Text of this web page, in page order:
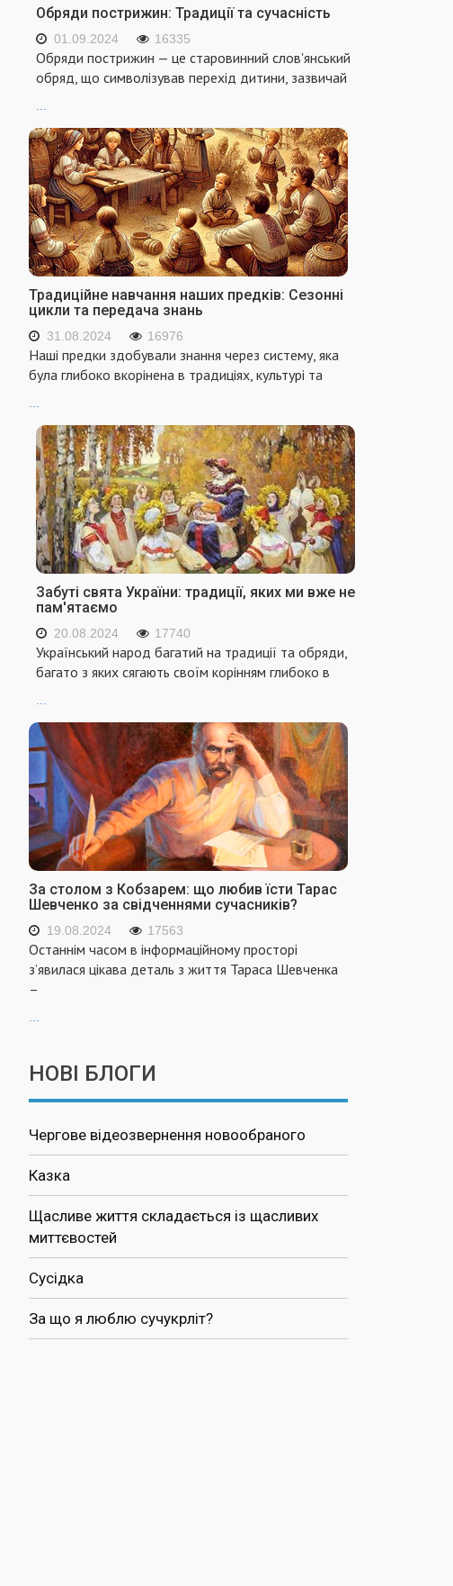
Обряди пострижин: Традиції та сучасність
01.09.2024 16335
Обряди пострижин — це старовинний слов'янський
обряд, що символізував перехід дитини, зазвичай
...
Традиційне навчання наших предків: Сезонні
цикли та передача знань
31.08.2024 16976
Наші предки здобували знання через систему, яка
була глибоко вкорінена в традиціях, культурі та
...
Забуті свята України: традиції, яких ми вже не
пам'ятаємо
20.08.2024 17740
Український народ багатий на традиції та обряди,
багато з яких сягають своїм корінням глибоко в
...
За столом з Кобзарем: що любив їсти Тарас
Шевченко за свідченнями сучасників?
19.08.2024 17563
Останнім часом в інформаційному просторі
з’явилася цікава деталь з життя Тараса Шевченка
–
...
НОВІ БЛОГИ
Чергове відеозвернення новообраного
Казка
Щасливе життя складається із щасливих
миттєвостей
Сусідка
За що я люблю сучукрліт?